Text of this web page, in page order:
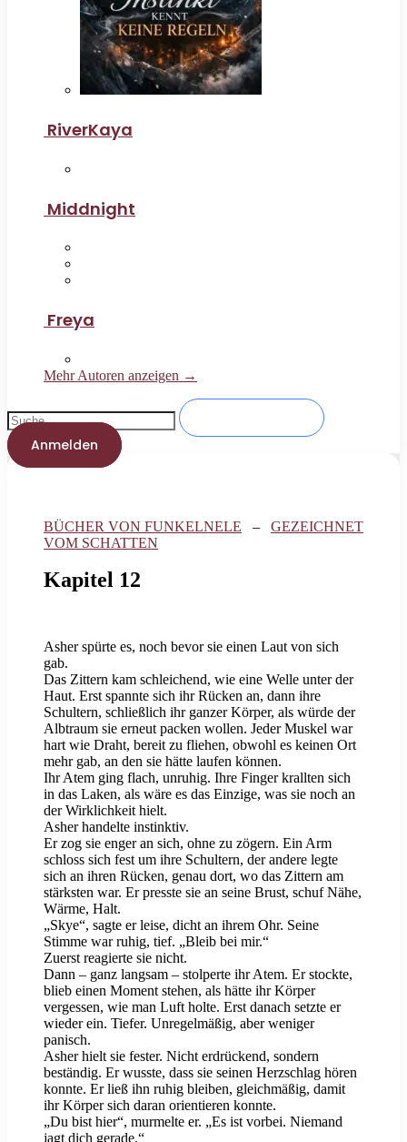
RiverKaya
Middnight
Freya
Mehr Autoren anzeigen →
Anmelden
BÜCHER VON FUNKELNELE – GEZEICHNET
VOM SCHATTEN
Kapitel 12
Asher spürte es, noch bevor sie einen Laut von sich
gab.
Das Zittern kam schleichend, wie eine Welle unter der
Haut. Erst spannte sich ihr Rücken an, dann ihre
Schultern, schließlich ihr ganzer Körper, als würde der
Albtraum sie erneut packen wollen. Jeder Muskel war
hart wie Draht, bereit zu fliehen, obwohl es keinen Ort
mehr gab, an den sie hätte laufen können.
Ihr Atem ging flach, unruhig. Ihre Finger krallten sich
in das Laken, als wäre es das Einzige, was sie noch an
der Wirklichkeit hielt.
Asher handelte instinktiv.
Er zog sie enger an sich, ohne zu zögern. Ein Arm
schloss sich fest um ihre Schultern, der andere legte
sich an ihren Rücken, genau dort, wo das Zittern am
stärksten war. Er presste sie an seine Brust, schuf Nähe,
Wärme, Halt.
„Skye“, sagte er leise, dicht an ihrem Ohr. Seine
Stimme war ruhig, tief. „Bleib bei mir.“
Zuerst reagierte sie nicht.
Dann – ganz langsam – stolperte ihr Atem. Er stockte,
blieb einen Moment stehen, als hätte ihr Körper
vergessen, wie man Luft holte. Erst danach setzte er
wieder ein. Tiefer. Unregelmäßig, aber weniger
panisch.
Asher hielt sie fester. Nicht erdrückend, sondern
beständig. Er wusste, dass sie seinen Herzschlag hören
konnte. Er ließ ihn ruhig bleiben, gleichmäßig, damit
ihr Körper sich daran orientieren konnte.
„Du bist hier“, murmelte er. „Es ist vorbei. Niemand
jagt dich gerade.“